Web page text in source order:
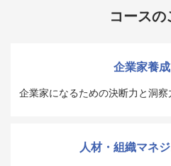
コースの
企業家養
企業家になるための決断力と洞
人材・組織マネ